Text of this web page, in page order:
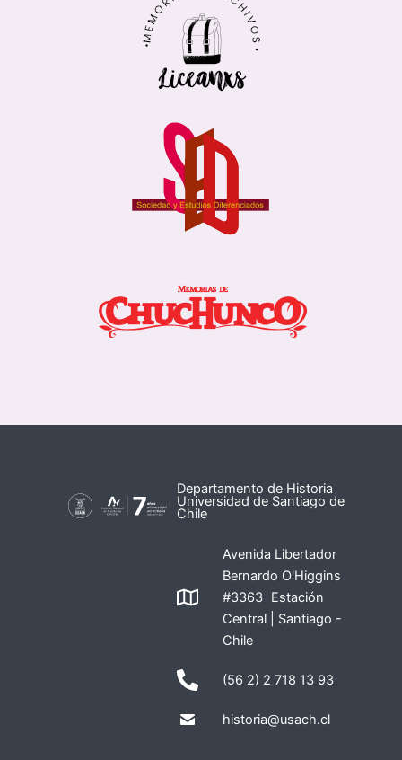
Departamento de Historia
Universidad de Santiago de
Chile
Avenida Libertador
Bernardo O'Higgins
#3363 Estación
Central | Santiago -
Chile
(56 2) 2 718 13 93
historia@usach.cl